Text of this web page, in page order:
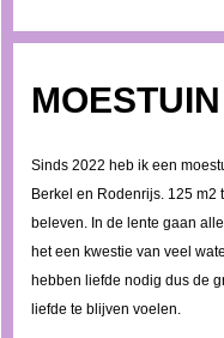
Sinds 2022 heb ik een
Berkel en Rodenrijs. 125 m2
beleven. In de lente gaan
het een kwestie van veel
hebben liefde nodig dus de
liefde te blijven voelen.